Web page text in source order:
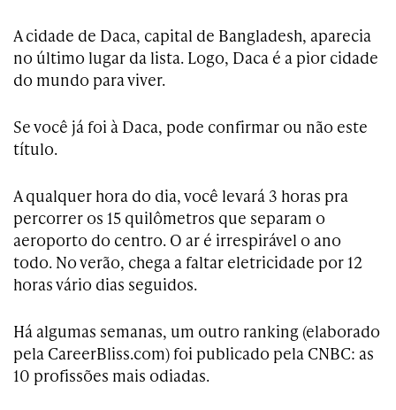
A cidade de Daca, capital de Bangladesh, aparecia
no último lugar da lista. Logo, Daca é a pior cidade
do mundo para viver.
Se você já foi à Daca, pode confirmar ou não este
título.
A qualquer hora do dia, você levará 3 horas pra
percorrer os 15 quilômetros que separam o
aeroporto do centro. O ar é irrespirável o ano
todo. No verão, chega a faltar eletricidade por 12
horas vário dias seguidos.
Há algumas semanas, um outro ranking (elaborado
pela CareerBliss.com) foi publicado pela CNBC: as
10 profissões mais odiadas.